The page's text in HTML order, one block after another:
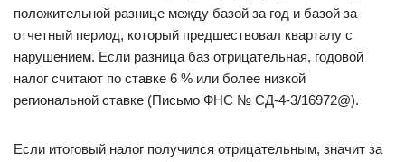
положительной разнице между базой за год и базой за
отчетный период, который предшествовал кварталу с
нарушением. Если разница баз отрицательная, годовой
налог считают по ставке 6 % или более низкой
региональной ставке (Письмо ФНС № СД-4-3/16972@).
Если итоговый налог получился отрицательным, значит за